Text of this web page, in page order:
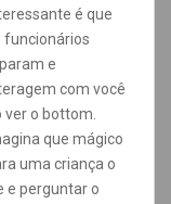
é que
funcionários
e
com você
ver o bottom.
que mágico
uma criança o
e perguntar o